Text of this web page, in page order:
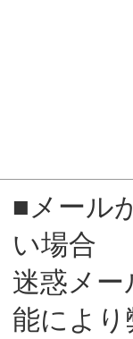
■メール
い場合
迷惑メー
能によ